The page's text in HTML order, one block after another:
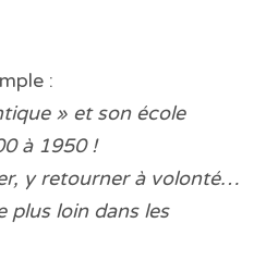
:
» et son école
à 1950 !
y retourner à volonté…
plus loin dans les